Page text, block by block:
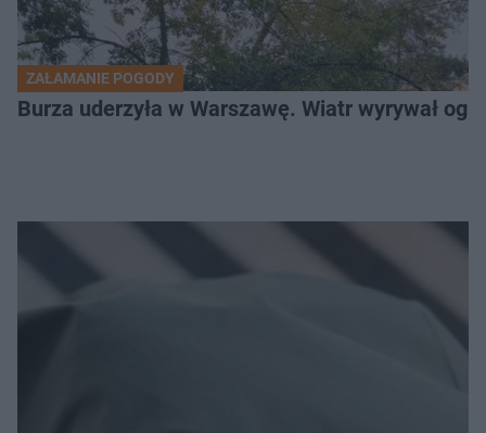
ZAŁAMANIE POGODY
Burza uderzyła w Warszawę. Wiatr wyrywał